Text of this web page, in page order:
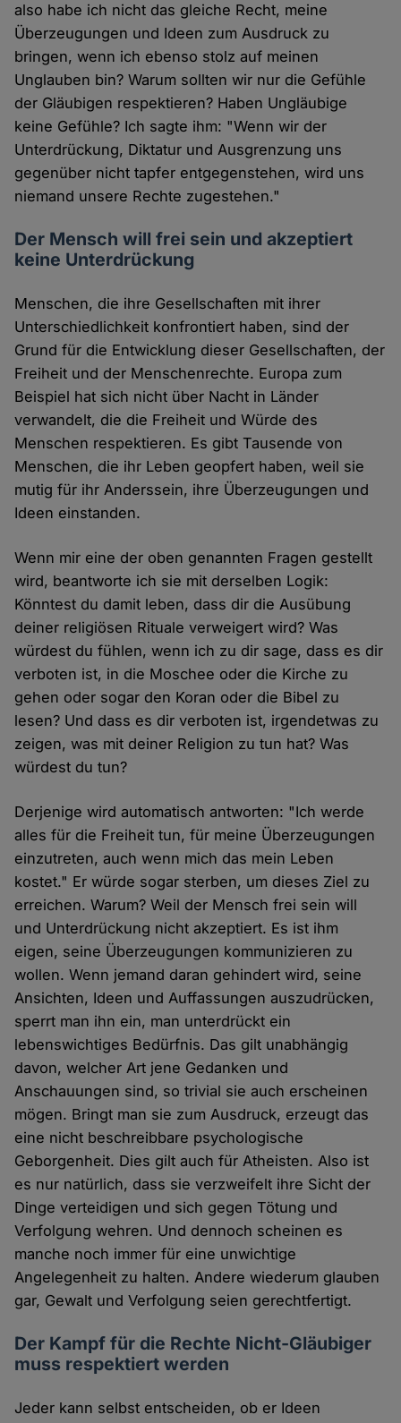
also habe ich nicht das gleiche Recht, meine
Überzeugungen und Ideen zum Ausdruck zu
bringen, wenn ich ebenso stolz auf meinen
Unglauben bin? Warum sollten wir nur die Gefühle
der Gläubigen respektieren? Haben Ungläubige
keine Gefühle? Ich sagte ihm: "Wenn wir der
Unterdrückung, Diktatur und Ausgrenzung uns
gegenüber nicht tapfer entgegenstehen, wird uns
niemand unsere Rechte zugestehen."
Der Mensch will frei sein und akzeptiert
keine Unterdrückung
Menschen, die ihre Gesellschaften mit ihrer
Unterschiedlichkeit konfrontiert haben, sind der
Grund für die Entwicklung dieser Gesellschaften, der
Freiheit und der Menschenrechte. Europa zum
Beispiel hat sich nicht über Nacht in Länder
verwandelt, die die Freiheit und Würde des
Menschen respektieren. Es gibt Tausende von
Menschen, die ihr Leben geopfert haben, weil sie
mutig für ihr Anderssein, ihre Überzeugungen und
Ideen einstanden.
Wenn mir eine der oben genannten Fragen gestellt
wird, beantworte ich sie mit derselben Logik:
Könntest du damit leben, dass dir die Ausübung
deiner religiösen Rituale verweigert wird? Was
würdest du fühlen, wenn ich zu dir sage, dass es dir
verboten ist, in die Moschee oder die Kirche zu
gehen oder sogar den Koran oder die Bibel zu
lesen? Und dass es dir verboten ist, irgendetwas zu
zeigen, was mit deiner Religion zu tun hat? Was
würdest du tun?
Derjenige wird automatisch antworten: "Ich werde
alles für die Freiheit tun, für meine Überzeugungen
einzutreten, auch wenn mich das mein Leben
kostet." Er würde sogar sterben, um dieses Ziel zu
erreichen. Warum? Weil der Mensch frei sein will
und Unterdrückung nicht akzeptiert. Es ist ihm
eigen, seine Überzeugungen kommunizieren zu
wollen. Wenn jemand daran gehindert wird, seine
Ansichten, Ideen und Auffassungen auszudrücken,
sperrt man ihn ein, man unterdrückt ein
lebenswichtiges Bedürfnis. Das gilt unabhängig
davon, welcher Art jene Gedanken und
Anschauungen sind, so trivial sie auch erscheinen
mögen. Bringt man sie zum Ausdruck, erzeugt das
eine nicht beschreibbare psychologische
Geborgenheit. Dies gilt auch für Atheisten. Also ist
es nur natürlich, dass sie verzweifelt ihre Sicht der
Dinge verteidigen und sich gegen Tötung und
Verfolgung wehren. Und dennoch scheinen es
manche noch immer für eine unwichtige
Angelegenheit zu halten. Andere wiederum glauben
gar, Gewalt und Verfolgung seien gerechtfertigt.
Der Kampf für die Rechte Nicht-Gläubiger
muss respektiert werden
Jeder kann selbst entscheiden, ob er Ideen